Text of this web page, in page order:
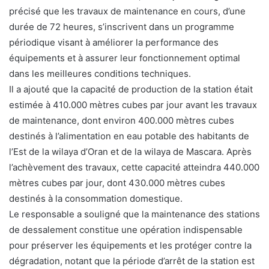
précisé que les travaux de maintenance en cours, d’une
durée de 72 heures, s’inscrivent dans un programme
périodique visant à améliorer la performance des
équipements et à assurer leur fonctionnement optimal
dans les meilleures conditions techniques.
Il a ajouté que la capacité de production de la station était
estimée à 410.000 mètres cubes par jour avant les travaux
de maintenance, dont environ 400.000 mètres cubes
destinés à l’alimentation en eau potable des habitants de
l’Est de la wilaya d’Oran et de la wilaya de Mascara. Après
l’achèvement des travaux, cette capacité atteindra 440.000
mètres cubes par jour, dont 430.000 mètres cubes
destinés à la consommation domestique.
Le responsable a souligné que la maintenance des stations
de dessalement constitue une opération indispensable
pour préserver les équipements et les protéger contre la
dégradation, notant que la période d’arrêt de la station est